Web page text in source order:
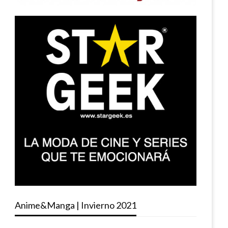
Anime&Manga | Invierno 2021